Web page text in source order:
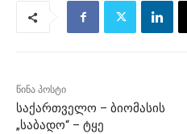
წინა პოსტი
საქართველო – ბიომასის
„საბადო“ – ტყე